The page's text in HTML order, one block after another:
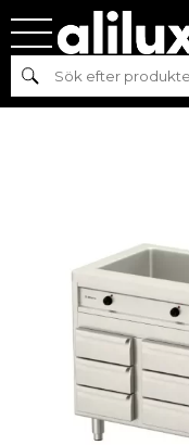
Sök
Hem
bain-marie, 1-kammare,